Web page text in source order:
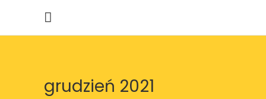
grudzień 2021